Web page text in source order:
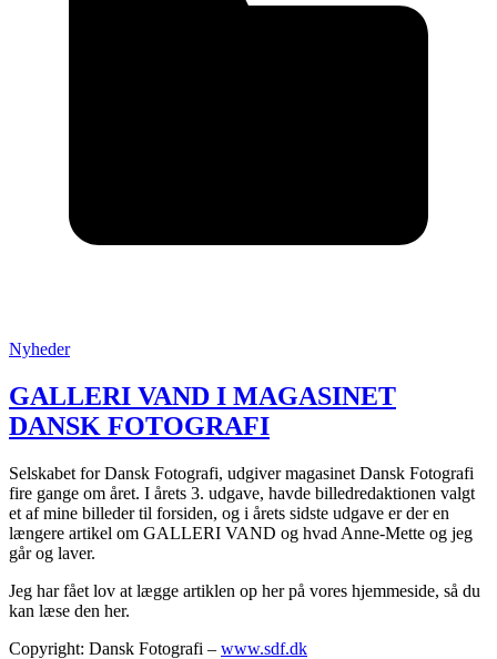
Posted
:
Nyheder
GALLERI VAND I MAGASINET
DANSK FOTOGRAFI
Selskabet for Dansk Fotografi, udgiver magasinet Dansk Fotografi
fire gange om året. I årets 3. udgave, havde billedredaktionen valgt
et af mine billeder til forsiden, og i årets sidste udgave er der en
længere artikel om GALLERI VAND og hvad Anne-Mette og jeg
går og laver.
Jeg har fået lov at lægge artiklen op her på vores hjemmeside, så du
kan læse den her.
Copyright: Dansk Fotografi – www.sdf.dk